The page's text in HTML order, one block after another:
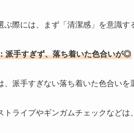
ぶ際には、まず「清潔感」を意識す
派手すぎず、落ち着いた色合いが◎
、派手すぎない落ち着いた色合いを
トライプやギンガムチェックなど